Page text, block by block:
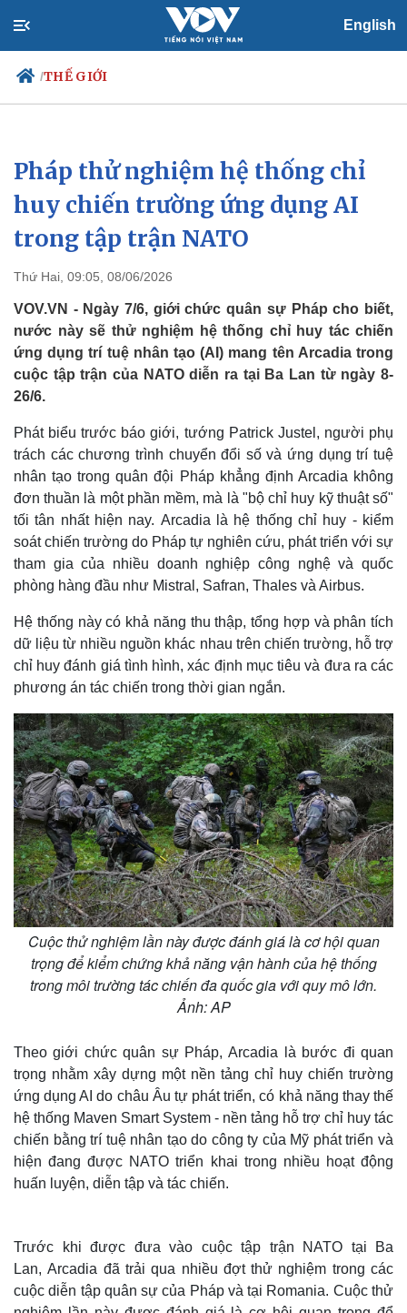
English
/THẾ GIỚI
Chính trị
Tổ chức nhân sự
Quốc hội
Nhận diện sự thật
Xã hội
Tin 24h
Dự báo thời tiết
Giáo dục
Pháp thử nghiệm hệ thống chỉ
huy chiến trường ứng dụng AI
trong tập trận NATO
Thứ Hai, 09:05, 08/06/2026
VOV.VN - Ngày 7/6, giới chức quân sự Pháp cho biết,
nước này sẽ thử nghiệm hệ thống chỉ huy tác chiến
ứng dụng trí tuệ nhân tạo (AI) mang tên Arcadia trong
cuộc tập trận của NATO diễn ra tại Ba Lan từ ngày 8-
26/6.
Phát biểu trước báo giới, tướng Patrick Justel, người phụ
trách các chương trình chuyển đổi số và ứng dụng trí tuệ
nhân tạo trong quân đội Pháp khẳng định Arcadia không
đơn thuần là một phần mềm, mà là "bộ chỉ huy kỹ thuật số"
tối tân nhất hiện nay. Arcadia là hệ thống chỉ huy - kiểm
soát chiến trường do Pháp tự nghiên cứu, phát triển với sự
tham gia của nhiều doanh nghiệp công nghệ và quốc
phòng hàng đầu như Mistral, Safran, Thales và Airbus.
Hệ thống này có khả năng thu thập, tổng hợp và phân tích
dữ liệu từ nhiều nguồn khác nhau trên chiến trường, hỗ trợ
chỉ huy đánh giá tình hình, xác định mục tiêu và đưa ra các
phương án tác chiến trong thời gian ngắn.
Cuộc thử nghiệm lần này được đánh giá là cơ hội quan
trọng để kiểm chứng khả năng vận hành của hệ thống
trong môi trường tác chiến đa quốc gia với quy mô lớn.
Ảnh: AP
Theo giới chức quân sự Pháp, Arcadia là bước đi quan
trọng nhằm xây dựng một nền tảng chỉ huy chiến trường
ứng dụng AI do châu Âu tự phát triển, có khả năng thay thế
hệ thống Maven Smart System - nền tảng hỗ trợ chỉ huy tác
chiến bằng trí tuệ nhân tạo do công ty của Mỹ phát triển và
hiện đang được NATO triển khai trong nhiều hoạt động
huấn luyện, diễn tập và tác chiến.
Trước khi được đưa vào cuộc tập trận NATO tại Ba
Lan, Arcadia đã trải qua nhiều đợt thử nghiệm trong các
cuộc diễn tập quân sự của Pháp và tại Romania. Cuộc thử